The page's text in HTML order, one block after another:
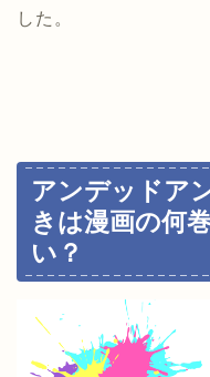
した。
アンデッドア
きは漫画の何
い？